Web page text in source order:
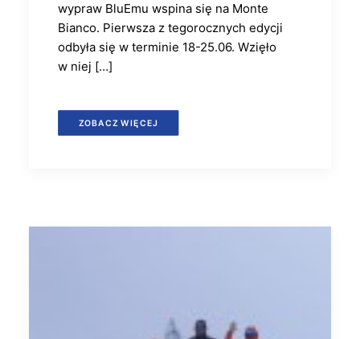
wypraw BluEmu wspina się na Monte
Bianco. Pierwsza z tegorocznych edycji
odbyła się w terminie 18-25.06. Wzięło
w niej […]
ZOBACZ WIĘCEJ